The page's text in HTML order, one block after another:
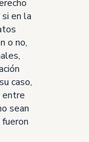
en la
o no,
caso,
entre
sean